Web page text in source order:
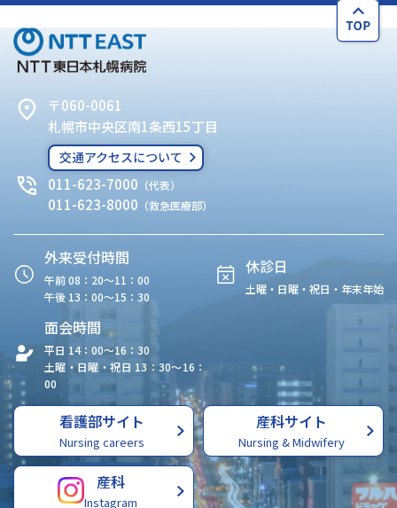
〒060-0061
札幌市中央区南1条西15丁目
交通アクセスについて
011-623-7000 （代表）
011-623-8000 （救急医療部）
外来受付時間
午前 08：20〜11：00
午後 13：00〜15：30
休診日
土曜・日曜・祝日・年末年始
面会時間
平日 14：00〜16：30
土曜・日曜・祝日 13：30〜16：
00
看護部サイト
Nursing careers
産科サイト
Nursing & Midwifery
産科
Instagram